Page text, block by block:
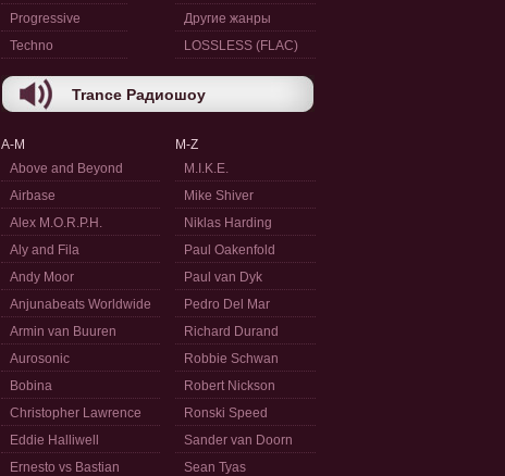
Progressive
Techno
Другие жанры
LOSSLESS (FLAC)
Trance Радиошоу
A-M
Above and Beyond
Airbase
Alex M.O.R.P.H.
Aly and Fila
Andy Moor
Anjunabeats Worldwide
Armin van Buuren
Aurosonic
Bobina
Christopher Lawrence
Eddie Halliwell
Ernesto vs Bastian
M-Z
M.I.K.E.
Mike Shiver
Niklas Harding
Paul Oakenfold
Paul van Dyk
Pedro Del Mar
Richard Durand
Robbie Schwan
Robert Nickson
Ronski Speed
Sander van Doorn
Sean Tyas